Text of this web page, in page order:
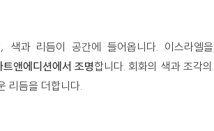
색과 리듬이 공간에 들어옵니다. 이스라엘
앤에디션에서 조명합니다. 회화의 색과 조각
리듬을 더합니다.